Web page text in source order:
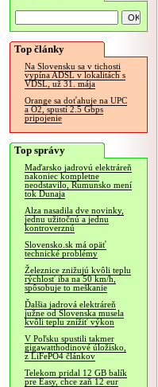
Top články
Na Slovensku sa v tichosti
vypína ADSL v lokalitách s
VDSL, už 31. mája
Orange sa doťahuje na UPC
a O2, spustí 2.5 Gbps
pripojenie
Top správy
Maďarsko jadrovú elektráreň
nakoniec kompletne
neodstavilo, Rumunsko mení
tok Dunaja
Alza nasadila dve novinky,
jednu užitočnú a jednu
kontroverznú
Slovensko.sk má opäť
technické problémy
Železnice znižujú kvôli teplu
rýchlosť iba na 50 km/h,
spôsobuje to meškanie
Ďalšia jadrová elektráreň
južne od Slovenska musela
kvôli teplu znížiť výkon
V Poľsku spustili takmer
gigawatthodinové úložisko,
z LiFePO4 článkov
Telekom pridal 12 GB balík
pre Easy, chce zaň 12 eur